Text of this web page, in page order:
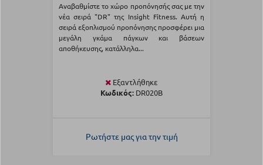
Αναβαθμίστε το χώρο προπόνησής σας με την
νέα σειρά "DR" της Insight Fitness. Αυτή η
σειρά εξοπλισμού προπόνησης προσφέρει μια
μεγάλη γκάμα πάγκων και βάσεων
αποθήκευσης, κατάλληλα...
Εξαντλήθηκε
Κωδικός: DR020B
Ρωτήστε μας για την τιμή